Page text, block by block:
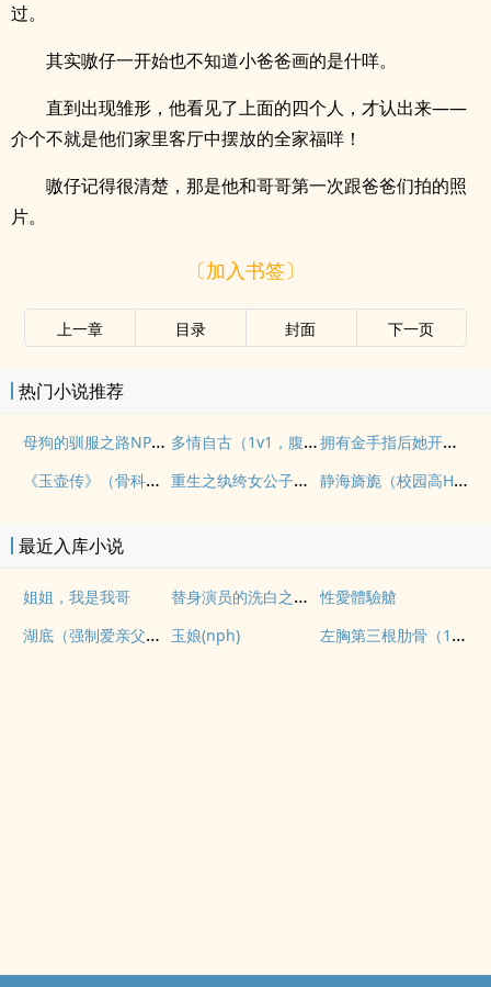
过。
其实嗷仔一开始也不知道小爸爸画的是什咩。
直到出现雏形，他看见了上面的四个人，才认出来——
介个不就是他们家里客厅中摆放的全家福咩！
嗷仔记得很清楚，那是他和哥哥第一次跟爸爸们拍的照
片。
〔加入书签〕
上一章 目录 封面 下一页
热门小说推荐
母狗的驯服之路NP（强制爱） 多情自古（1v1，腹黑内侍咸鱼皇后）
拥有金手指后她开始为所欲为（nph）
《玉壶传》（骨科）（兄妹）（np）
重生之纨绔女公子（NPH） 静海旖旎（校园高H）
最近入库小说
姐姐，我是我哥 替身演员的洗白之路(nph) 性愛體驗艙
湖底（强制爱亲父女） 玉娘(nph) 左胸第三根肋骨（1v1伪骨性虐强制）